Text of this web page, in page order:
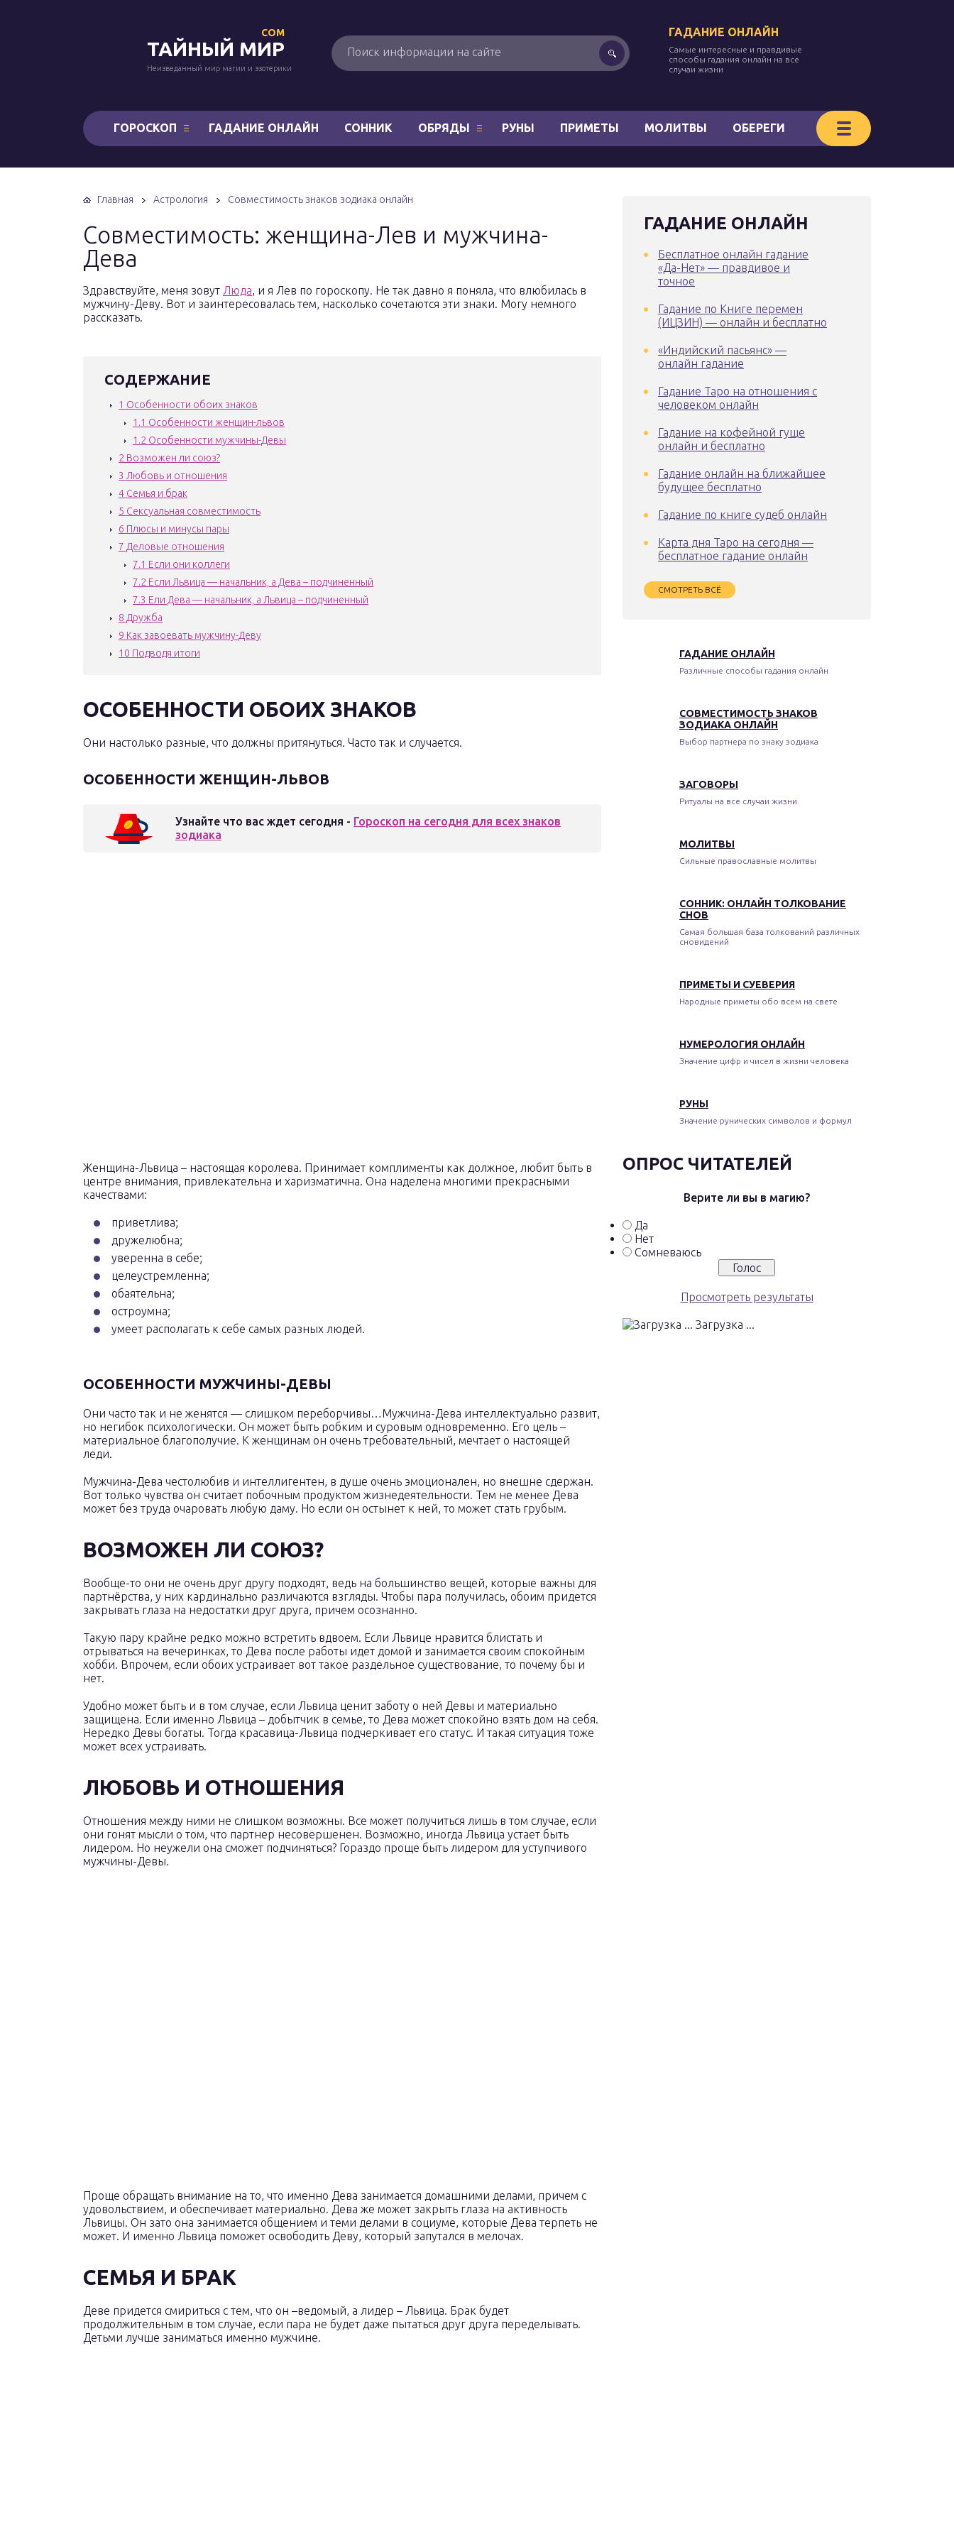
ТАЙНЫЙ МИР
COM
Неизведанный мир магии и эзотерики
ГАДАНИЕ ОНЛАЙН
Самые интересные и правдивые
способы гадания онлайн на все
случаи жизни
ГОРОСКОП ГАДАНИЕ ОНЛАЙН СОННИК ОБРЯДЫ РУНЫ ПРИМЕТЫ МОЛИТВЫ ОБЕРЕГИ
Главная Астрология Совместимость знаков зодиака онлайн
Совместимость: женщина-Лев и мужчина-
Дева
Здравствуйте, меня зовут Люда, и я Лев по гороскопу. Не так давно я поняла, что влюбилась в
мужчину-Деву. Вот и заинтересовалась тем, насколько сочетаются эти знаки. Могу немного
рассказать.
СОДЕРЖАНИЕ
1 Особенности обоих знаков
1.1 Особенности женщин-львов
1.2 Особенности мужчины-Девы
2 Возможен ли союз?
3 Любовь и отношения
4 Семья и брак
5 Сексуальная совместимость
6 Плюсы и минусы пары
7 Деловые отношения
7.1 Если они коллеги
7.2 Если Львица — начальник, а Дева – подчиненный
7.3 Ели Дева — начальник, а Львица – подчиненный
8 Дружба
9 Как завоевать мужчину-Деву
10 Подводя итоги
ОСОБЕННОСТИ ОБОИХ ЗНАКОВ
Они настолько разные, что должны притянуться. Часто так и случается.
ОСОБЕННОСТИ ЖЕНЩИН-ЛЬВОВ
Узнайте что вас ждет сегодня - Гороскоп на сегодня для всех знаков
зодиака
Женщина-Львица – настоящая королева. Принимает комплименты как должное, любит быть в
центре внимания, привлекательна и харизматична. Она наделена многими прекрасными
качествами:
приветлива;
дружелюбна;
уверенна в себе;
целеустремленна;
обаятельна;
остроумна;
умеет располагать к себе самых разных людей.
ОСОБЕННОСТИ МУЖЧИНЫ-ДЕВЫ
Они часто так и не женятся — слишком переборчивы…Мужчина-Дева интеллектуально развит,
но негибок психологически. Он может быть робким и суровым одновременно. Его цель –
материальное благополучие. К женщинам он очень требовательный, мечтает о настоящей
леди.
Мужчина-Дева честолюбив и интеллигентен, в душе очень эмоционален, но внешне сдержан.
Вот только чувства он считает побочным продуктом жизнедеятельности. Тем не менее Дева
может без труда очаровать любую даму. Но если он остынет к ней, то может стать грубым.
ВОЗМОЖЕН ЛИ СОЮЗ?
Вообще-то они не очень друг другу подходят, ведь на большинство вещей, которые важны для
партнёрства, у них кардинально различаются взгляды. Чтобы пара получилась, обоим придется
закрывать глаза на недостатки друг друга, причем осознанно.
Такую пару крайне редко можно встретить вдвоем. Если Львице нравится блистать и
отрываться на вечеринках, то Дева после работы идет домой и занимается своим спокойным
хобби. Впрочем, если обоих устраивает вот такое раздельное существование, то почему бы и
нет.
Удобно может быть и в том случае, если Львица ценит заботу о ней Девы и материально
защищена. Если именно Львица – добытчик в семье, то Дева может спокойно взять дом на себя.
Нередко Девы богаты. Тогда красавица-Львица подчеркивает его статус. И такая ситуация тоже
может всех устраивать.
ЛЮБОВЬ И ОТНОШЕНИЯ
Отношения между ними не слишком возможны. Все может получиться лишь в том случае, если
они гонят мысли о том, что партнер несовершенен. Возможно, иногда Львица устает быть
лидером. Но неужели она сможет подчиняться? Гораздо проще быть лидером для уступчивого
мужчины-Девы.
Проще обращать внимание на то, что именно Дева занимается домашними делами, причем с
удовольствием, и обеспечивает материально. Дева же может закрыть глаза на активность
Львицы. Он зато она занимается общением и теми делами в социуме, которые Дева терпеть не
может. И именно Львица поможет освободить Деву, который запутался в мелочах.
СЕМЬЯ И БРАК
Деве придется смириться с тем, что он –ведомый, а лидер – Львица. Брак будет
продолжительным в том случае, если пара не будет даже пытаться друг друга переделывать.
Детьми лучше заниматься именно мужчине.
ГАДАНИЕ ОНЛАЙН
Бесплатное онлайн гадание
«Да-Нет» — правдивое и
точное
Гадание по Книге перемен
(ИЦЗИН) — онлайн и бесплатно
«Индийский пасьянс» —
онлайн гадание
Гадание Таро на отношения с
человеком онлайн
Гадание на кофейной гуще
онлайн и бесплатно
Гадание онлайн на ближайшее
будущее бесплатно
Гадание по книге судеб онлайн
Карта дня Таро на сегодня —
бесплатное гадание онлайн
СМОТРЕТЬ ВСЁ
ГАДАНИЕ ОНЛАЙН
Различные способы гадания онлайн
СОВМЕСТИМОСТЬ ЗНАКОВ
ЗОДИАКА ОНЛАЙН
Выбор партнера по знаку зодиака
ЗАГОВОРЫ
Ритуалы на все случаи жизни
МОЛИТВЫ
Сильные православные молитвы
СОННИК: ОНЛАЙН ТОЛКОВАНИЕ
СНОВ
Самая большая база толкований различных
сновидений
ПРИМЕТЫ И СУЕВЕРИЯ
Народные приметы обо всем на свете
НУМЕРОЛОГИЯ ОНЛАЙН
Значение цифр и чисел в жизни человека
РУНЫ
Значение рунических символов и формул
ОПРОС ЧИТАТЕЛЕЙ
Верите ли вы в магию?
Да
Нет
Сомневаюсь
Просмотреть результаты
Загрузка ...